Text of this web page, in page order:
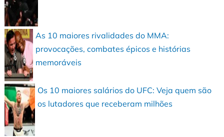
As 10 maiores rivalidades do MMA:
provocações, combates épicos e histórias
memoráveis
Os 10 maiores salários do UFC: Veja quem são
os lutadores que receberam milhões